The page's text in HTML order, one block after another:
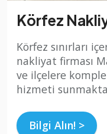
Körfez
Körfez sınırları
nakliyat firması
ve ilçelere
hizmeti
Bilgi Alın! >